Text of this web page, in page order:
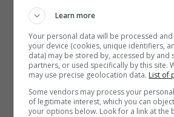
Learn more
Your personal data will be processed
your device (cookies, unique identifiers,
data) may be stored by, accessed by and
partners, or used specifically by this site.
may use precise geolocation data. List of
Some vendors may process your
of legitimate interest, which you can
your options below. Look for a link at the